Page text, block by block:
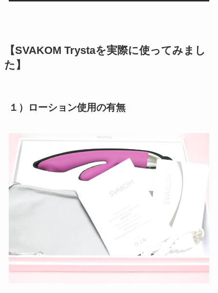
【SVAKOM Trystaを実際に使ってみまし
た】
１）ローション使用の有無